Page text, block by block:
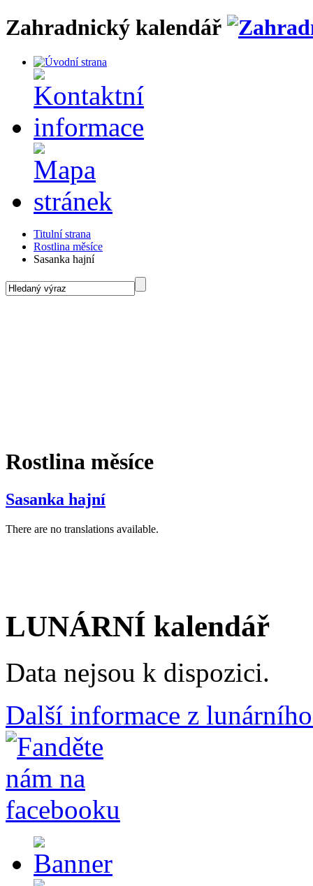
Zahradnický kalendář
Titulní strana
Rostlina měsíce
Sasanka hajní
Rostlina měsíce
Sasanka hajní
There are no translations available.
LUNÁRNÍ kalendář
Data nejsou k dispozici.
Další informace z